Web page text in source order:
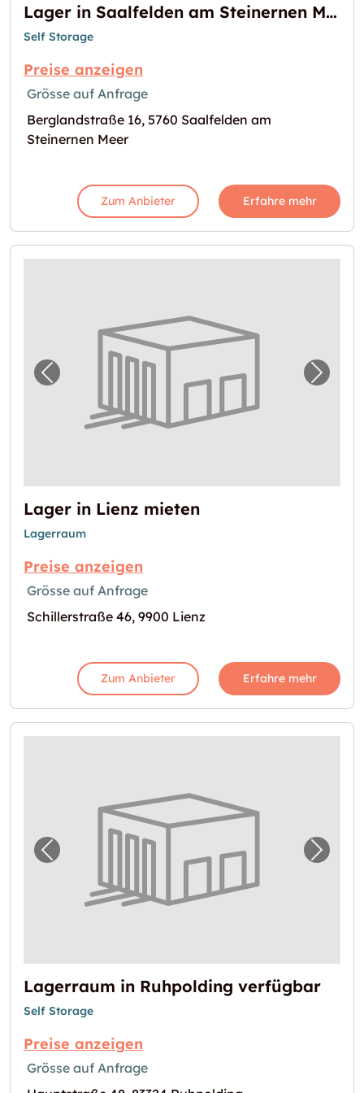
Lager in Saalfelden am Steinernen Meer zu vermieten
Self Storage
Preise anzeigen
Grösse auf Anfrage
Berglandstraße 16, 5760 Saalfelden am
Steinernen Meer
Zum Anbieter Erfahre mehr
Vorheriges Bild für "Lager in Lienz mieten"
Lager in Lienz mieten
Lagerraum
Preise anzeigen
Grösse auf Anfrage
Schillerstraße 46, 9900 Lienz
Zum Anbieter Erfahre mehr
Vorheriges Bild für "Lagerraum in
Lagerraum in Ruhpolding verfügbar
Self Storage
Preise anzeigen
Grösse auf Anfrage